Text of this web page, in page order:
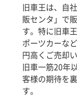
旧車王は、自
販センタ」で
す。特に旧車
ポーツカーな
円高くご売却
旧車一筋20年
客様の期待を
す。